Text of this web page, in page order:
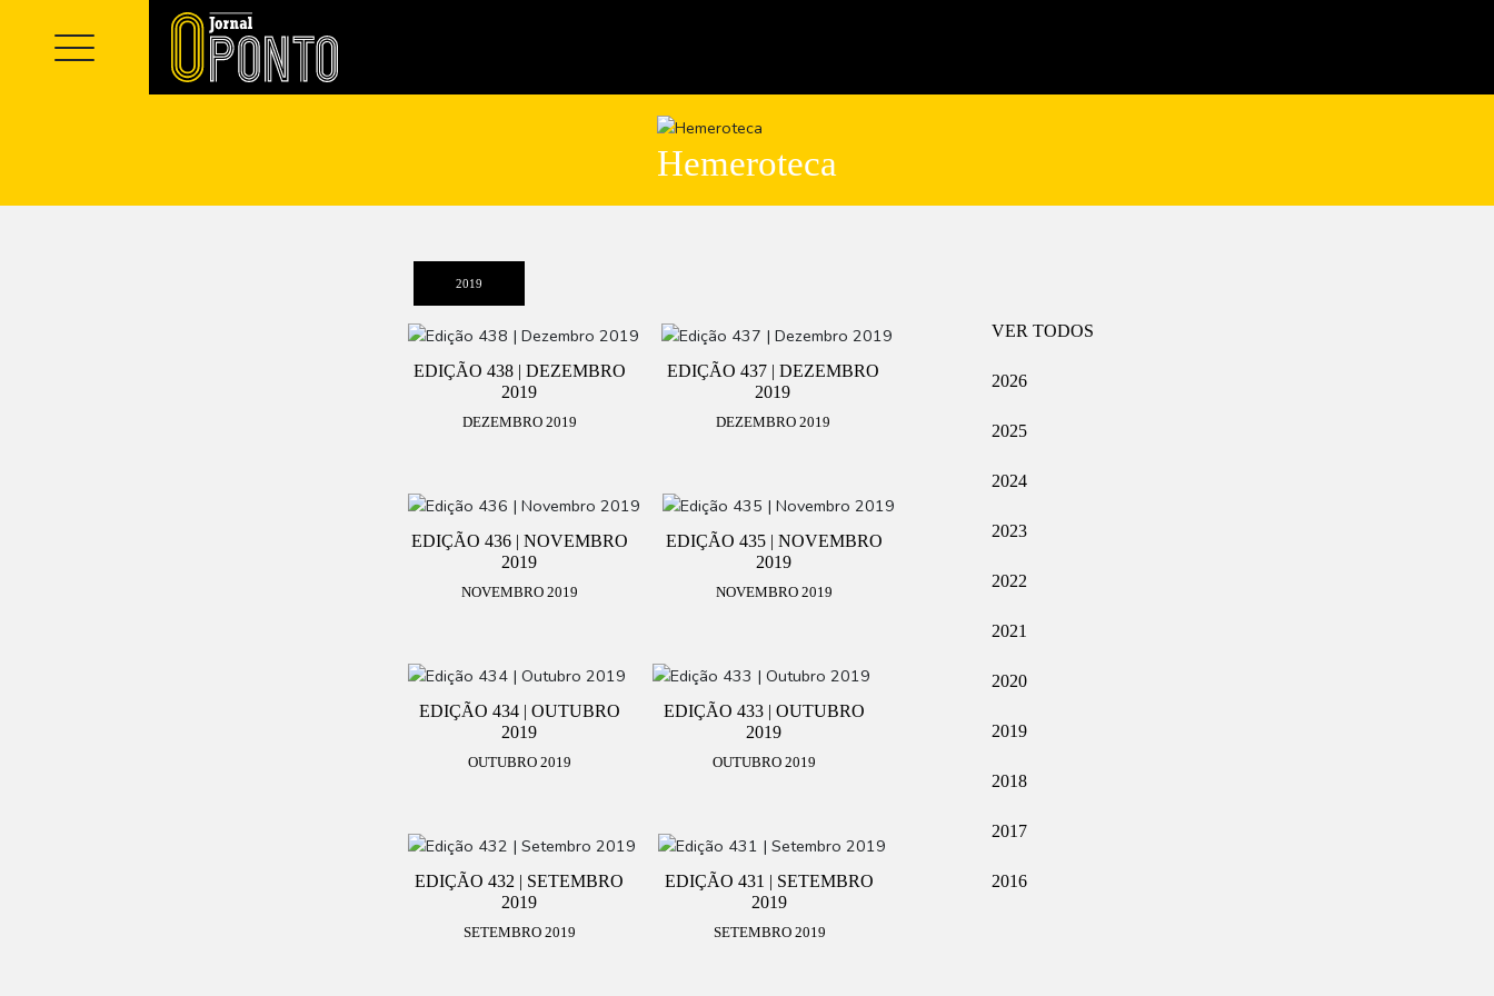
Hemeroteca
2019
EDIÇÃO 438 | DEZEMBRO
2019
DEZEMBRO 2019
EDIÇÃO 437 | DEZEMBRO
2019
DEZEMBRO 2019
EDIÇÃO 436 | NOVEMBRO
2019
NOVEMBRO 2019
EDIÇÃO 435 | NOVEMBRO
2019
NOVEMBRO 2019
EDIÇÃO 434 | OUTUBRO
2019
OUTUBRO 2019
EDIÇÃO 433 | OUTUBRO
2019
OUTUBRO 2019
EDIÇÃO 432 | SETEMBRO
2019
SETEMBRO 2019
EDIÇÃO 431 | SETEMBRO
2019
SETEMBRO 2019
VER TODOS
2026
2025
2024
2023
2022
2021
2020
2019
2018
2017
2016